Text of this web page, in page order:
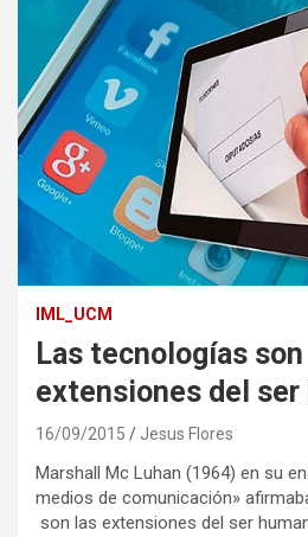
IML_UCM
Las tecnologías
extensiones del ser
16/09/2015 Jesus Flores
Marshall Mc Luhan (1964) en su
medios de comunicación»
son las extensiones del ser